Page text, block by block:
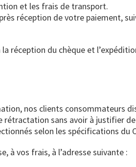
et les frais de transport.
réception de votre paiement,
réception du chèque et
nos clients consommateurs
sans avoir à justifier
selon les spécifications du
à vos frais, à l’adresse suivante :